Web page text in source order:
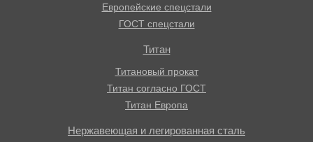
Европейские спецстали
ГОСТ спецстали
Титан
Титановый прокат
Титан согласно ГОСТ
Титан Европа
Нержавеющая и легированная сталь